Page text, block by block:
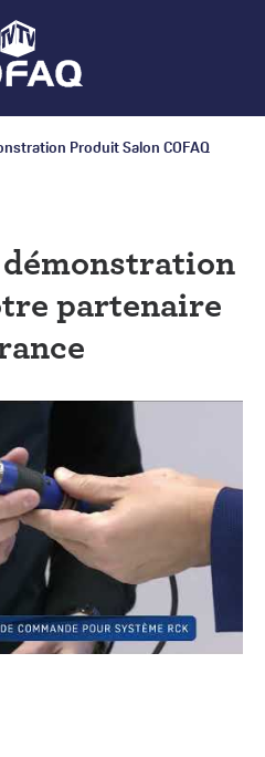
Produit Salon COFAQ
partenaire